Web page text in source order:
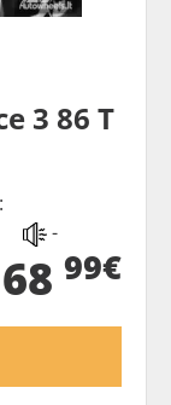
3 86 T
-
68 99€